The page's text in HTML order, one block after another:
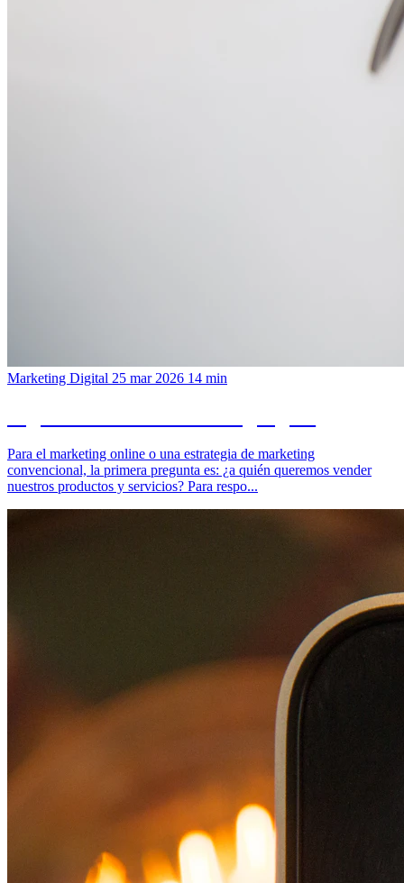
Marketing Digital 25 mar 2026 14 min
Para el marketing online o una estrategia de marketing
convencional, la primera pregunta es: ¿a quién queremos vender
nuestros productos y servicios? Para respo...